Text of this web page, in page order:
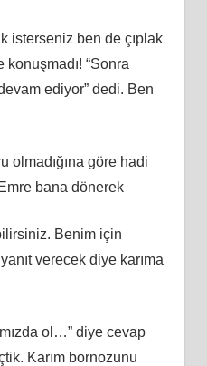
isterseniz ben de çıplak
“Sonra
ediyor” dedi. Ben
olmadığına göre hadi
bana dönerek
Benim için
verecek diye karıma
ol…” diye cevap
Karım bornozunu